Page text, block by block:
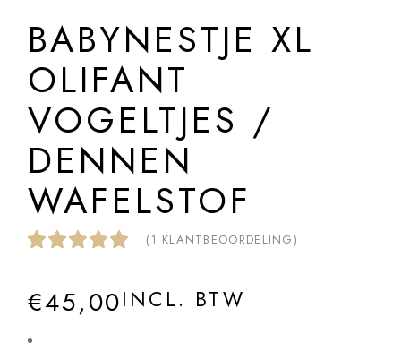
BABYNESTJE XL
OLIFANT
VOGELTJES /
DENNEN
WAFELSTOF
( 1 KLANTBEOORDELING)
€45,00INCL. BTW